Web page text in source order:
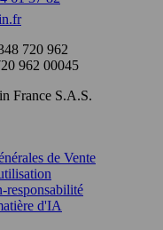
720 962
962 00045
France S.A.S.
de Vente
responsabilité
d'IA